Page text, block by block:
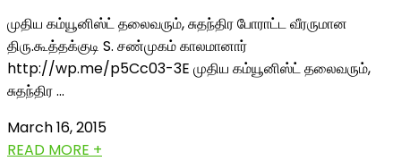
முதிய கம்யூனிஸ்ட் தலைவரும், சுதந்திர போராட்ட வீரருமான
திரு.கூத்தக்குடி S. சண்முகம் காலமானார்
http://wp.me/p5Cc03-3E முதிய கம்யூனிஸ்ட் தலைவரும்,
சுதந்திர ...
March 16, 2015
READ MORE +